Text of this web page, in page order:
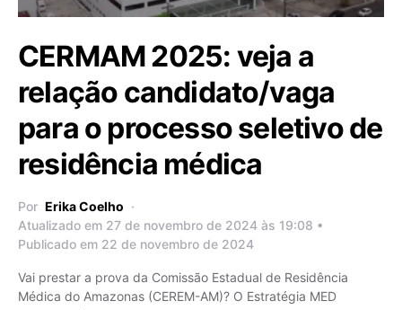
CERMAM 2025: veja a
relação candidato/vaga
para o processo seletivo de
residência médica
Por Erika Coelho
Atualizado em 27 de novembro de 2024 às 19:08 •
Publicado em 22 de novembro de 2024
Vai prestar a prova da Comissão Estadual de Residência
Médica do Amazonas (CEREM-AM)? O Estratégia MED